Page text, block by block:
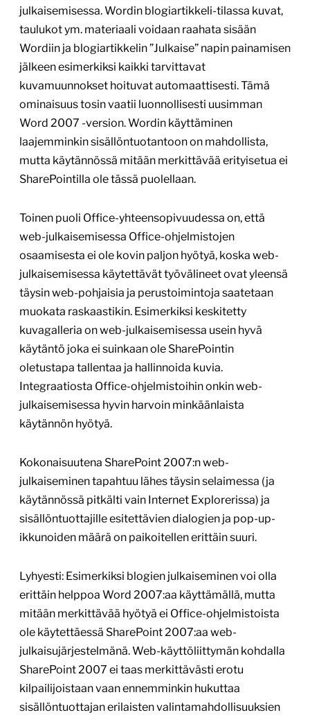
julkaisemisessa. Wordin blogiartikkeli-tilassa kuvat,
taulukot ym. materiaali voidaan raahata sisään
Wordiin ja blogiartikkelin ”Julkaise” napin painamisen
jälkeen esimerkiksi kaikki tarvittavat
kuvamuunnokset hoituvat automaattisesti. Tämä
ominaisuus tosin vaatii luonnollisesti uusimman
Word 2007 -version. Wordin käyttäminen
laajemminkin sisällöntuotantoon on mahdollista,
mutta käytännössä mitään merkittävää erityisetua ei
SharePointilla ole tässä puolellaan.
Toinen puoli Office-yhteensopivuudessa on, että
web-julkaisemisessa Office-ohjelmistojen
osaamisesta ei ole kovin paljon hyötyä, koska web-
julkaisemisessa käytettävät työvälineet ovat yleensä
täysin web-pohjaisia ja perustoimintoja saatetaan
muokata raskaastikin. Esimerkiksi keskitetty
kuvagalleria on web-julkaisemisessa usein hyvä
käytäntö joka ei suinkaan ole SharePointin
oletustapa tallentaa ja hallinnoida kuvia.
Integraatiosta Office-ohjelmistoihin onkin web-
julkaisemisessa hyvin harvoin minkäänlaista
käytännön hyötyä.
Kokonaisuutena SharePoint 2007:n web-
julkaiseminen tapahtuu lähes täysin selaimessa (ja
käytännössä pitkälti vain Internet Explorerissa) ja
sisällöntuottajille esitettävien dialogien ja pop-up-
ikkunoiden määrä on paikoitellen erittäin suuri.
Lyhyesti: Esimerkiksi blogien julkaiseminen voi olla
erittäin helppoa Word 2007:aa käyttämällä, mutta
mitään merkittävää hyötyä ei Office-ohjelmistoista
ole käytettäessä SharePoint 2007:aa web-
julkaisujärjestelmänä. Web-käyttöliittymän kohdalla
SharePoint 2007 ei taas merkittävästi erotu
kilpailijoistaan vaan ennemminkin hukuttaa
sisällöntuottajan erilaisten valintamahdollisuuksien